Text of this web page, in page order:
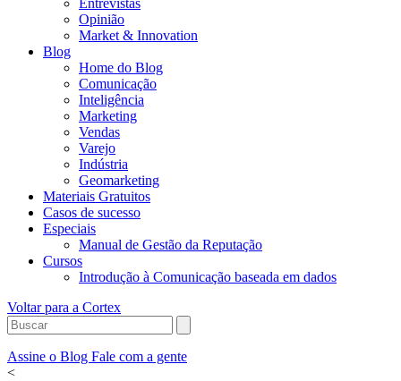
Entrevistas
Opinião
Market & Innovation
Blog
Home do Blog
Comunicação
Inteligência
Marketing
Vendas
Varejo
Indústria
Geomarketing
Materiais Gratuitos
Casos de sucesso
Especiais
Manual de Gestão da Reputação
Cursos
Introdução à Comunicação baseada em dados
Voltar para a Cortex
Assine o Blog Fale com a gente
<